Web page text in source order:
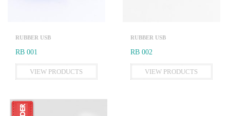
RUBBER USB
RB 001
VIEW PRODUCTS
RUBBER USB
RB 002
VIEW PRODUCTS